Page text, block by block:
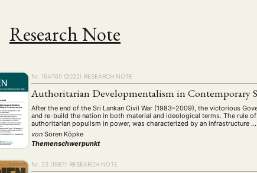
NEWS ASIEN ARBEITSKREISE VERANSTALTUNGEN
Research Note
Nr. 164/165 (2022) RESEARCH NOTE
Authoritarian Developmentalism in Contemporary
After the end of the Sri Lankan Civil War (1983–2009), the victorious
and re-build the nation in both material and ideological terms. The rule
authoritarian populism in power, was characterized by an infrastructure …
von Sören Köpke
Themenschwerpunkt
Nr. 23 (1987) RESEARCH NOTE